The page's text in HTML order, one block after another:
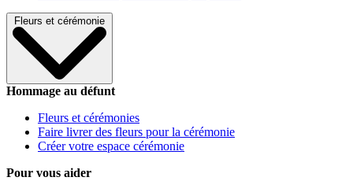
Fleurs et cérémonie
Hommage au défunt
Fleurs et cérémonies
Faire livrer des fleurs pour la cérémonie
Créer votre espace cérémonie
Pour vous aider